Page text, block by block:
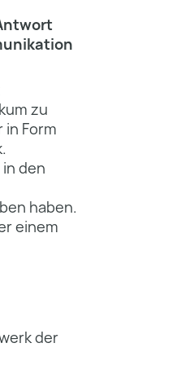
zu
Form
den
haben.
einem
der